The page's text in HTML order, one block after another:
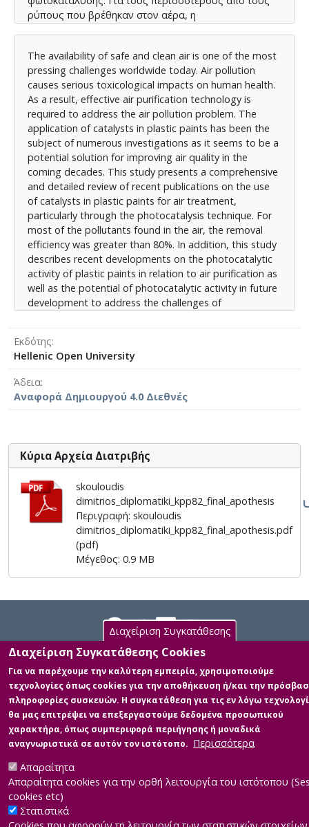
ρύπους που βρέθηκαν στον αέρα, η
πρόσφατες εξελίξεις πάνω στη φωτοκαταλυτική
δράση των πλαστικών χρωμάτων σχετικά με το τον
καθαρισμό του αέρα καθώς και τις δυνατότητες της
φωτοκαταλυτικής δράσης στη μελλοντική ανάπτυξη
για την αντιμετώπιση των προκλήσεων των
περιβαλλοντικών απαιτήσεων. Παράλληλα,
επισημαίνονται οι ελλείψεις και οι περιορισμοί των
πρόσφατα δημοσιευμένων άρθρων, μαζί με
συστάσεις για την διερεύνηση περιοχών που δεν
έχουν ακόμη μελετηθεί. Λόγω του γεγονότος ότι οι
περισσότερες από τις δημοσιεύσεις
πραγματοποιήθηκαν σε κλίμακα εργαστηρίου, χωρίς
να επιχειρείται η εφαρμογή της διαδικασίας
επεξεργασίας και του καθαρισμού του αέρα σε
μεγαλύτερο βαθμό, αυτή η έρευνα υπογραμμίζει την
επείγουσα ανάγκη εφαρμογής των τεχνολογιών
αυτών και σε βιομηχανική κλίμακα, προκειμένου να
πληρούνται τα περιβαλλοντικά κριτήρια.
The availability of safe and clean air is one of the most
pressing challenges worldwide today. Air pollution
causes serious toxicological impacts on human health.
As a result, effective air purification technology is
required to address the air pollution problem. The
application of catalysts in plastic paints has been the
subject of numerous investigations as it seems to be a
potential solution for improving air quality in the
coming decades. This study presents a comprehensive
and detailed review of recent publications on the use
of catalysts in plastic paints for air treatment,
particularly through the photocatalysis technique. For
most of the pollutants found in the air, the removal
efficiency was greater than 80%. In addition, this study
describes recent developments on the photocatalytic
activity of plastic paints in relation to air purification as
well as the potential of photocatalytic activity in future
development to address the challenges of
articles are highlighted, along with recommendations
for investigating areas that have not yet been studied.
carried out at a laboratory scale, without attempting
to implement the treatment process and air
industrial scale to meet environmental criteria.
Εκδότης
Hellenic Open University
Άδεια
Αναφορά Δημιουργού 4.0 Διεθνές
Κύρια Αρχεία Διατριβής
skouloudis
dimitrios_diplomatiki_kpp82_final_apothesis
Περιγραφή: skouloudis
dimitrios_diplomatiki_kpp82_final_apothesis.pdf
(pdf)
Μέγεθος: 0.9 MB
Developed byINTEROPTICS|Powered byReasonableGraph.org
Δήλωση Προσβασιμότητας|CMS Login
Διαχείριση Συγκατάθεσης
Διαχείριση Συγκατάθεσης Cookies
Για να παρέχουμε την καλύτερη εμπειρία, χρησιμοποιούμε
τεχνολογίες όπως cookies για την αποθήκευση ή/και την
πληροφορίες συσκευών. Η συγκατάθεση για τις εν λόγω
θα μας επιτρέψει να επεξεργαστούμε δεδομένα προσωπικού
χαρακτήρα, όπως συμπεριφορά περιήγησης ή μοναδικά
αναγνωριστικά σε αυτόν τον ιστότοπο. Περισσότερα
Απαραίτητα
Απαραίτητα cookies για την ορθή λειτουργία του ιστότοπου
cookies etc)
Στατιστικά